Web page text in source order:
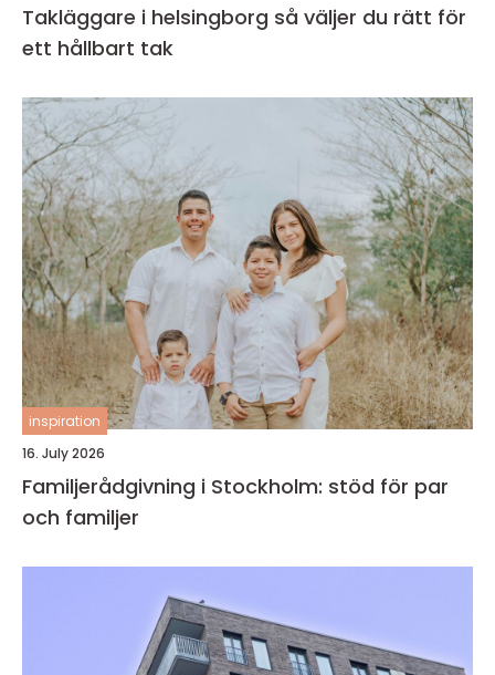
Takläggare i helsingborg så väljer du rätt för
ett hållbart tak
inspiration
16. July 2026
Familjerådgivning i Stockholm: stöd för par
och familjer